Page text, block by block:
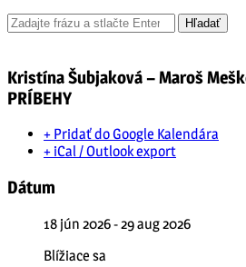
Kristína Šubjaková – Maroš
PRÍBEHY
+ Pridať do Google Kalendára
+ iCal / Outlook export
Dátum
18 jún 2026- 29 aug 2026
Blížiace sa